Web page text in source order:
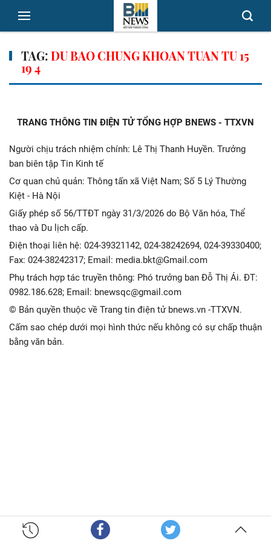
TAG:DU BAO CHUNG KHOAN TUAN TU 15
19 4
TRANG THÔNG TIN ĐIỆN TỬ TỔNG HỢP BNEWS - TTXVN
Người chịu trách nhiệm chính: Lê Thị Thanh Huyền. Trưởng
ban biên tập Tin Kinh tế
Cơ quan chủ quản: Thông tấn xã Việt Nam; Số 5 Lý Thường
Kiệt - Hà Nội
Giấy phép số 56/TTĐT ngày 31/3/2026 do Bộ Văn hóa, Thể
thao và Du lịch cấp.
Điện thoại liên hệ: 024-39321142, 024-38242694, 024-39330400;
Fax: 024-38242317; Email: media.bkt@Gmail.com
Phụ trách hợp tác truyền thông: Phó trưởng ban Đỗ Thị Ái. ĐT:
0982.186.628; Email: bnewsqc@gmail.com
© Bản quyền thuộc về Trang tin điện tử bnews.vn -TTXVN.
Cấm sao chép dưới mọi hình thức nếu không có sự chấp thuận
bằng văn bản.